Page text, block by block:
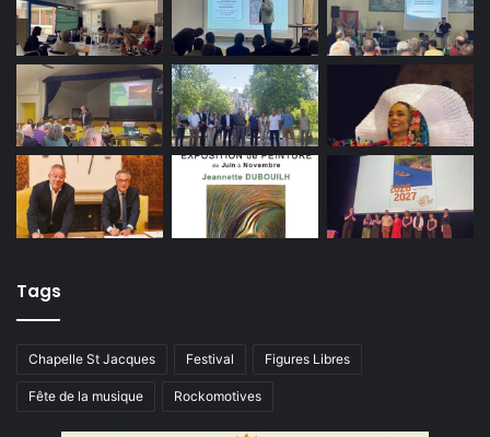
Tags
Chapelle St Jacques Festival Figures Libres
Fête de la musique Rockomotives